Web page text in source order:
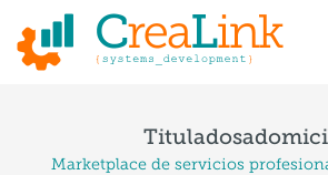
Marketplace de servicios